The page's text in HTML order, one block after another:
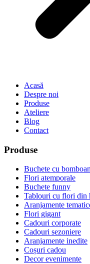
Acasă
Despre noi
Produse
Ateliere
Blog
Contact
Produse
Buchete cu
Flori atemporale
Buchete funny
Tablouri cu flori din
Aranjamente
Flori gigant
Cadouri corporate
Cadouri sezoniere
Aranjamente inedite
Coșuri cadou
Decor evenimente